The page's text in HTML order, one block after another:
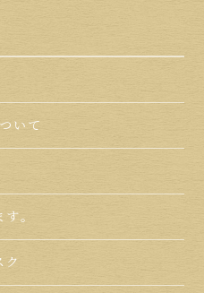
いて
。